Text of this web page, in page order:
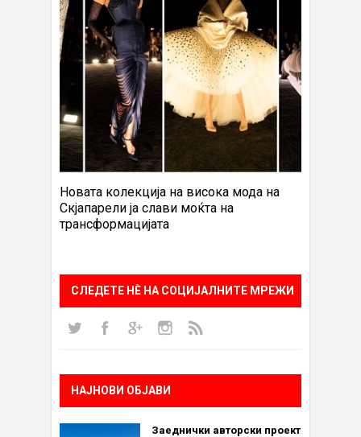
Новата колекција на висока мода на
Скјапарели ја слави моќта на
трансформацијата
СЛЕДЕТЕ НÈ НА СОЦИЈАЛНИТЕ МРЕЖИ
НАЈНОВИ ОБЈАВИ
Заеднички авторски проект